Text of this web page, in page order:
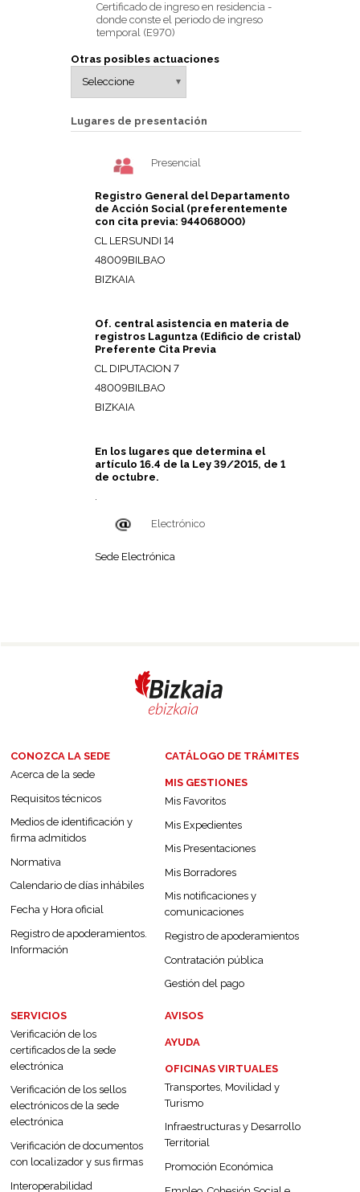
Certificado de ingreso en residencia -
donde conste el periodo de ingreso
temporal (E970)
Otras posibles actuaciones
Lugares de presentación
Presencial
Registro General del Departamento
de Acción Social (preferentemente
con cita previa: 944068000)
CL LERSUNDI 14
48009BILBAO
BIZKAIA
Of. central asistencia en materia de
registros Laguntza (Edificio de cristal)
Preferente Cita Previa
CL DIPUTACION 7
48009BILBAO
BIZKAIA
En los lugares que determina el
artículo 16.4 de la Ley 39/2015, de 1
de octubre.
.
Electrónico
Sede Electrónica
CONOZCA LA SEDE
Acerca de la sede
Requisitos técnicos
Medios de identificación y
firma admitidos
Normativa
Calendario de días inhábiles
Fecha y Hora oficial
Registro de apoderamientos.
Información
CATÁLOGO DE TRÁMITES
MIS GESTIONES
Mis Favoritos
Mis Expedientes
Mis Presentaciones
Mis Borradores
Mis notificaciones y
comunicaciones
Registro de apoderamientos
Contratación pública
Gestión del pago
SERVICIOS
Verificación de los
certificados de la sede
electrónica
Verificación de los sellos
electrónicos de la sede
electrónica
Verificación de documentos
con localizador y sus firmas
Interoperabilidad
AVISOS
AYUDA
OFICINAS VIRTUALES
Transportes, Movilidad y
Turismo
Infraestructuras y Desarrollo
Territorial
Promoción Económica